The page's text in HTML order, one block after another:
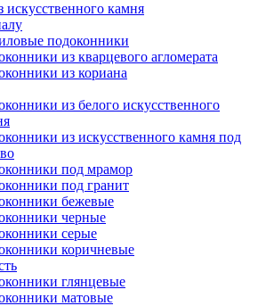
камня
подоконники
из кварцевого агломерата
из кориана
из белого искусственного
из искусственного камня под
под мрамор
под гранит
бежевые
черные
серые
коричневые
глянцевые
матовые